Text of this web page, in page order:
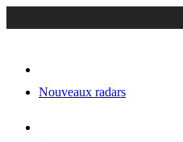
Nouveaux radars